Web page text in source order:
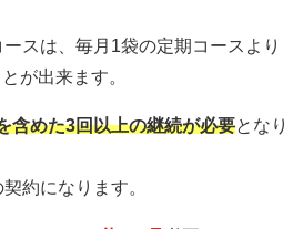
スは、毎月1袋の定期コースより
が出来ます。
含めた3回以上の継続が必要となり
約になります。